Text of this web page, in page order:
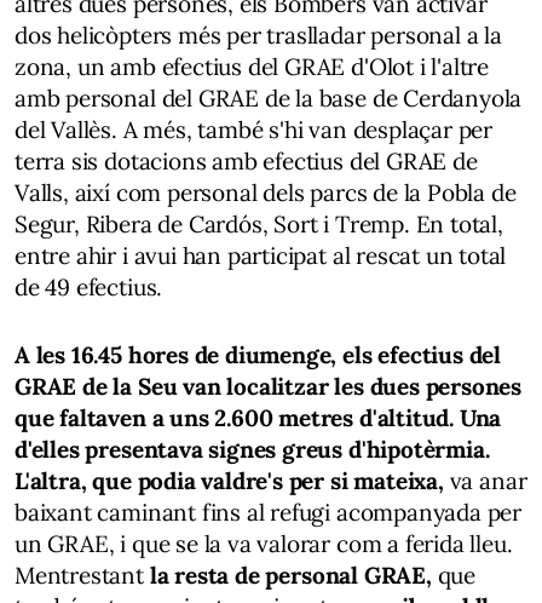
dos helicòpters més per traslladar personal a la
zona, un amb efectius del GRAE d'Olot i l'altre
amb personal del GRAE de la base de Cerdanyola
del Vallès. A més, també s'hi van desplaçar per
terra sis dotacions amb efectius del GRAE de
Valls, així com personal dels parcs de la Pobla de
Segur, Ribera de Cardós, Sort i Tremp. En total,
entre ahir i avui han participat al rescat un total
de 49 efectius.
A les 16.45 hores de diumenge, els efectius del
GRAE de la Seu van localitzar les dues persones
que faltaven a uns 2.600 metres d'altitud. Una
d'elles presentava signes greus d'hipotèrmia.
L'altra, que podia valdre's per si mateixa, va anar
baixant caminant fins al refugi acompanyada per
un GRAE, i que se la va valorar com a ferida lleu.
Mentrestant la resta de personal GRAE, que